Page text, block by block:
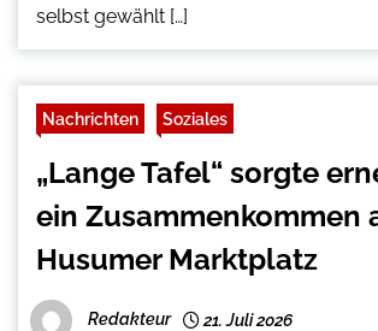
selbst gewählt […]
Nachrichten Soziales
„Lange Tafel“ sorgte
ein Zusammenkommen
Husumer Marktplatz
Redakteur 21. Juli 2026